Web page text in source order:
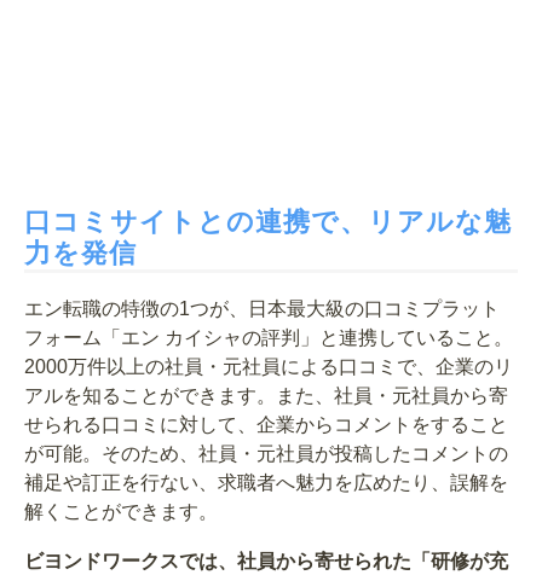
口コミサイトとの連携で、リアルな魅
力を発信
エン転職の特徴の1つが、日本最大級の口コミプラット
フォーム「エン カイシャの評判」と連携していること。
2000万件以上の社員・元社員による口コミで、企業のリ
アルを知ることができます。また、社員・元社員から寄
せられる口コミに対して、企業からコメントをすること
が可能。そのため、社員・元社員が投稿したコメントの
補足や訂正を行ない、求職者へ魅力を広めたり、誤解を
解くことができます。
ビヨンドワークスでは、社員から寄せられた「研修が充